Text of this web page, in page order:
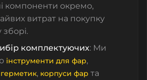
компоненти окремо,
витрат на покупку
комплектуючих: Ми
інструменти для фар,
герметик, корпуси фар та